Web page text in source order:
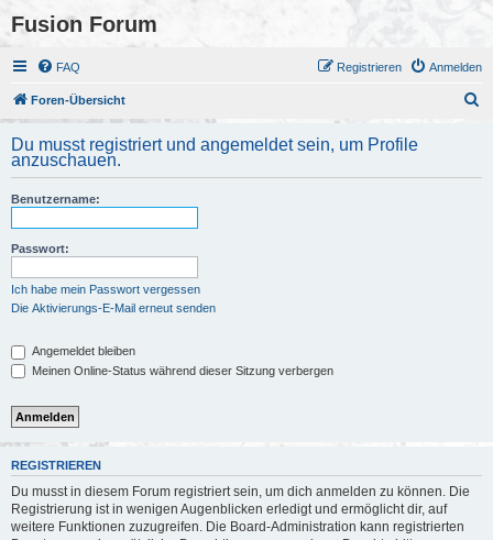
Fusion Forum
FAQ Anmelden
Registrieren
Foren-Übersicht
h
Du musst registriert und angemeldet sein, um Profile
anzuschauen.
Benutzername:
Passwort:
Ich habe mein Passwort vergessen
Die Aktivierungs-E-Mail erneut senden
Angemeldet bleiben
Meinen Online-Status während dieser Sitzung verbergen
REGISTRIEREN
Du musst in diesem Forum registriert sein, um dich anmelden zu können. Die
Registrierung ist in wenigen Augenblicken erledigt und ermöglicht dir, auf
weitere Funktionen zuzugreifen. Die Board-Administration kann registrierten